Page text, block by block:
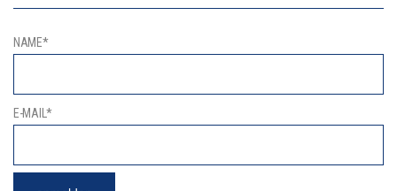
NAME*
E-MAIL*